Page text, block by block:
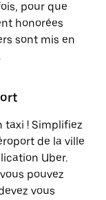
pour que
honorées
sont mis en
taxi ! Simplifiez
de la ville
Uber.
pouvez
vous